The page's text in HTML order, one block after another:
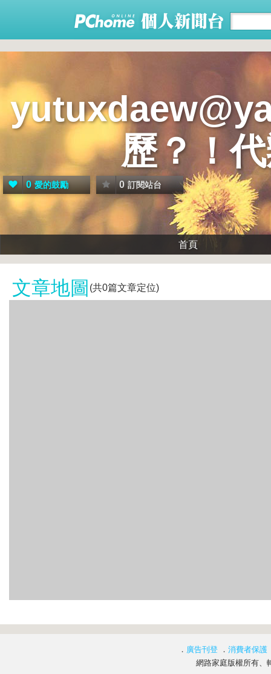
歷？！
0 愛的鼓勵 0 訂閱站台
首頁
文章地圖 (共0篇文章定位)
． 廣告刊登 ． 消費者保護
網路家庭版權所有、